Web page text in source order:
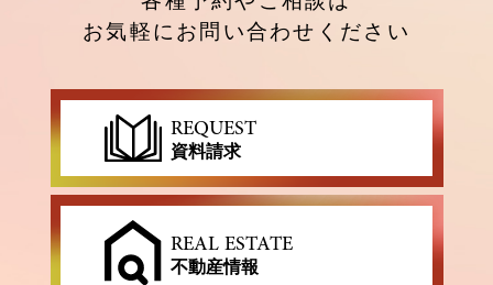
お気軽にお問い合わせください
REQUEST
資料請求
REAL ESTATE
不動産情報